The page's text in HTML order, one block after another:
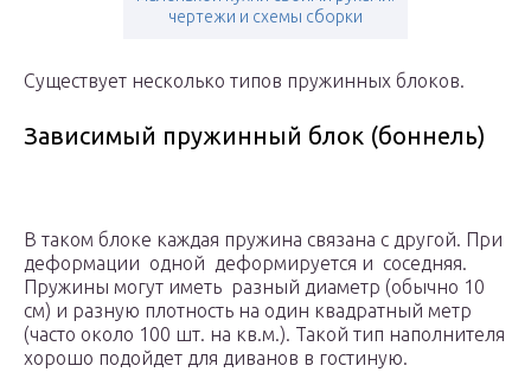
чертежи и схемы сборки
Существует несколько типов пружинных блоков.
Зависимый пружинный блок (боннель)
В таком блоке каждая пружина связана с другой. При
деформации одной деформируется и соседняя.
Пружины могут иметь разный диаметр (обычно 10
см) и разную плотность на один квадратный метр
(часто около 100 шт. на кв.м.). Такой тип наполнителя
хорошо подойдет для диванов в гостиную.